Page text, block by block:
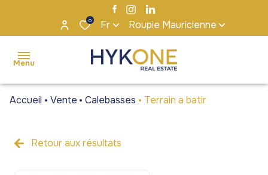
0 Fr Roupie Mauricienne
Menu
ventes
Maisons
Maisons
Accueil Vente Calebasses Terrain a batir
Retour aux résultats